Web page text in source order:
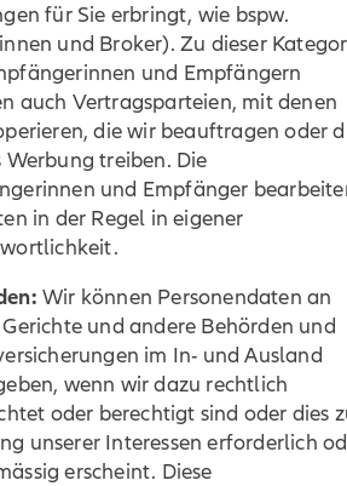
für Sie erbringt, wie bspw.
und Broker). Zu dieser
und Empfängern
auch Vertragsparteien, mit denen
die wir beauftragen oder
Werbung treiben. Die
und Empfänger
in der Regel in eigener
Wir können Personendaten an
und andere Behörden und
im In- und Ausland
wenn wir dazu rechtlich
oder berechtigt sind oder dies
unserer Interessen erforderlich
erscheint. Diese